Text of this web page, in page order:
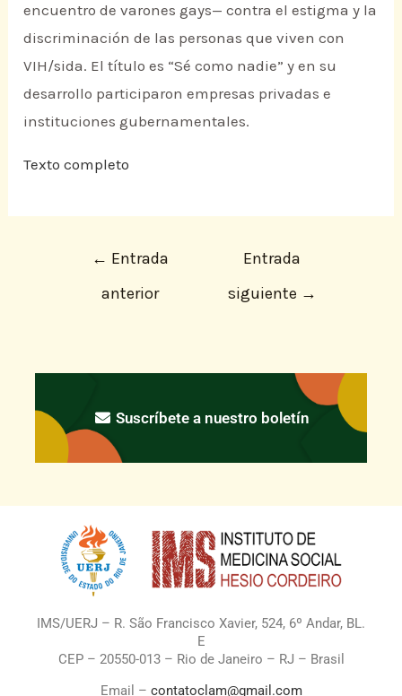
encuentro de varones gays— contra el estigma y la
discriminación de las personas que viven con
VIH/sida. El título es “Sé como nadie” y en su
desarrollo participaron empresas privadas e
instituciones gubernamentales.
Texto completo
← Entrada
anterior
Entrada
siguiente →
Suscríbete a nuestro boletín
IMS/UERJ – R. São Francisco Xavier, 524, 6º Andar, BL.
E
CEP – 20550-013 – Rio de Janeiro – RJ – Brasil
Email – contatoclam@gmail.com